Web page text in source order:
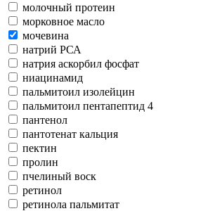
молочный протеин
морковное масло
мочевина
натрий РСА
натрия аскорбил фосфат
ниацинамид
пальмитоил изолейцин
пальмитоил пентапептид 4
пантенол
пантотенат кальция
пектин
пролин
пчелиный воск
ретинол
ретинола пальмитат